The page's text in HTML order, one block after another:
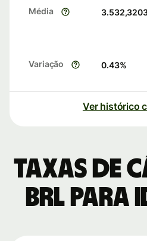
Média
Variação 0.43%
Ver histórico
Taxas de
BRL para